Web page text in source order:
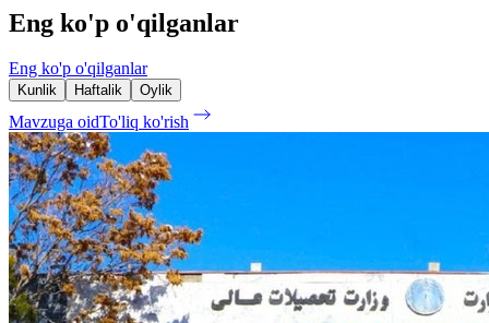
Eng ko'p o'qilganlar
Eng ko'p o'qilganlar
Kunlik Haftalik Oylik
Mavzuga oidTo'liq ko'rish